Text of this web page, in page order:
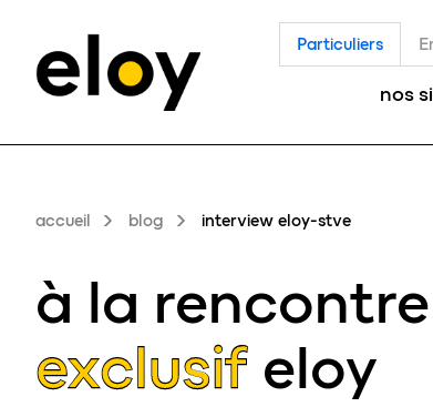
Particuliers
nos
accueil blog interview eloy-stve
à la rencontre
exclusif eloy